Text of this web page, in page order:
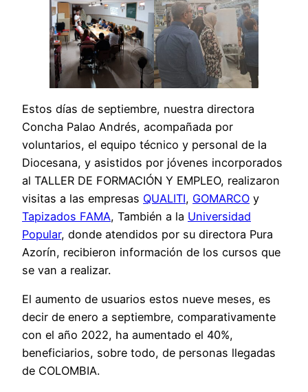
Estos días de septiembre, nuestra directora
Concha Palao Andrés, acompañada por
voluntarios, el equipo técnico y personal de la
Diocesana, y asistidos por jóvenes incorporados
al TALLER DE FORMACIÓN Y EMPLEO, realizaron
visitas a las empresas QUALITI, GOMARCO y
Tapizados FAMA, También a la Universidad
Popular, donde atendidos por su directora Pura
Azorín, recibieron información de los cursos que
se van a realizar.
El aumento de usuarios estos nueve meses, es
decir de enero a septiembre, comparativamente
con el año 2022, ha aumentado el 40%,
beneficiarios, sobre todo, de personas llegadas
de COLOMBIA.